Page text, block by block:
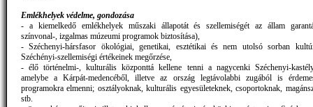
Emlékhelyek védelme, gondozása
- a kiemelkedő emlékhelyek műszaki állapotát és szellemiségét az állam
színvonal-, izgalmas múzeumi programok biztosítása),
- Széchenyi-hársfasor ökológiai, genetikai, esztétikai és nem utolsó sorban
Széchényi-szellemiségi értékeinek megőrzése,
- élő történelmi-, kulturális központtá kellene tenni a nagycenki Széchenyi-
amelybe a Kárpát-medencéből, illetve az ország legtávolabbi zugából is
programokra elmenni; osztályoknak, kulturális egyesületeknek, csoportoknak,
stb.